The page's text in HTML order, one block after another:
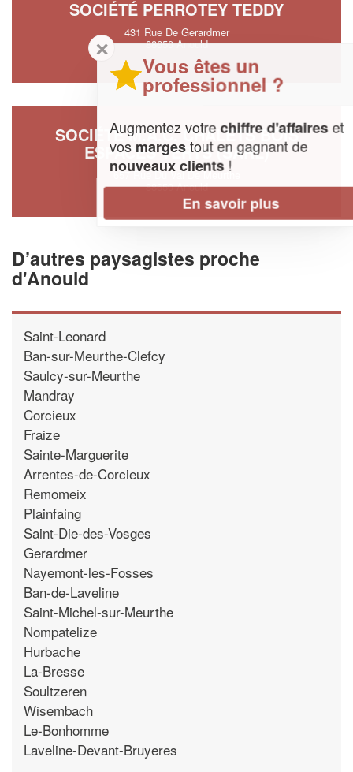
SOCIÉTÉ PERROTEY TEDDY
431 Rue De Gerardmer
88650 Anould
SOCIÉTÉ M.A.C. CHALETS BOIS
ESPACES VERTS (SARL)
657 Rue Du Val De Meurthe
88650 Anould
D’autres paysagistes proche
d'Anould
Saint-Leonard
Ban-sur-Meurthe-Clefcy
Saulcy-sur-Meurthe
Mandray
Corcieux
Fraize
Sainte-Marguerite
Arrentes-de-Corcieux
Remomeix
Plainfaing
Saint-Die-des-Vosges
Gerardmer
Nayemont-les-Fosses
Ban-de-Laveline
Saint-Michel-sur-Meurthe
Nompatelize
Hurbache
La-Bresse
Soultzeren
Wisembach
Le-Bonhomme
Laveline-Devant-Bruyeres
✕
Vous êtes un
professionnel ?
Augmentez votrechiffre d'affaireset
vosmargestout en gagnant de
nouveaux clients!
En savoir plus